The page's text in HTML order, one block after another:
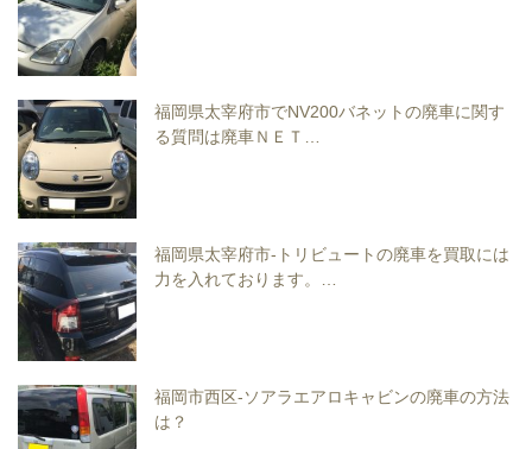
福岡県太宰府市でNV200バネットの廃車に関す
る質問は廃車ＮＥＴ…
福岡県太宰府市-トリビュートの廃車を買取には
力を入れております。…
福岡市西区-ソアラエアロキャビンの廃車の方法
は？